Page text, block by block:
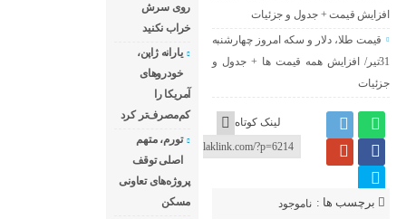
افزایش قیمت + جدول و جزئیات
قیمت طلا، دلار و سکه امروز چهارشنبه
31تیر/ افزایش همه قیمت ها + جدول و
جزئیات
لینک کوتاه
برچسب ها : ناموجود
روی سرش
خراب نکنید
یارانه ژاپن،
خودروهای
آمریکا را
کم‌مصرف‌تر کرد
تورم، متهم
اصلی توقف
پروژه‌های تعاونی
مسکن